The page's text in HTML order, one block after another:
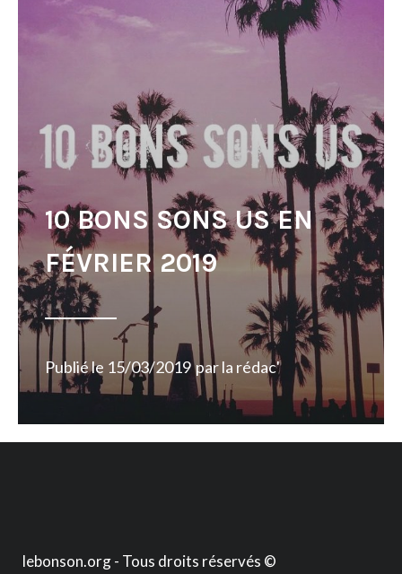
10 BONS SONS US EN
FÉVRIER 2019
Publié le 15/03/2019 parla rédac'
lebonson.org - Tous droits réservés ©